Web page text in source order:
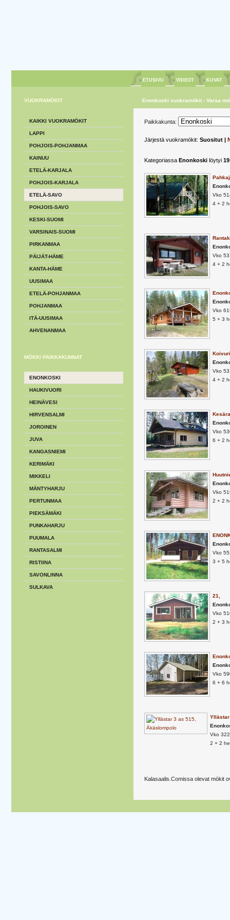
ETUSIVU VIDEOT KUVAT
VUOKRAMÖKIT
KAIKKI VUOKRAMÖKIT
LAPPI
POHJOIS-POHJANMAA
KAINUU
ETELÄ-KARJALA
POHJOIS-KARJALA
ETELÄ-SAVO
POHJOIS-SAVO
KESKI-SUOMI
VARSINAIS-SUOMI
PIRKANMAA
PÄIJÄT-HÄME
KANTA-HÄME
UUSIMAA
ETELÄ-POHJANMAA
POHJANMAA
ITÄ-UUSIMAA
AHVENANMAA
MÖKKI PAIKKAKUNNAT
ENONKOSKI
HAUKIVUORI
HEINÄVESI
HIRVENSALMI
JOROINEN
JUVA
KANGASNIEMI
KERIMÄKI
MIKKELI
MÄNTYHARJU
PERTUNMAA
PIEKSÄMÄKI
PUNKAHARJU
PUUMALA
RANTASALMI
RISTIINA
SAVONLINNA
SULKAVA
Enonkoski vuokramökit - Varaa
Paikkakunta:
Järjestä vuokramökit: Suositut |
Kategoriassa Enonkoski löytyi 19
Vko
4 + 2
Vko
4 + 2
Vko
5 + 3
Vko
4 + 2
Vko
6 + 2
Vko
2 + 2
Vko
3 + 5
21,
Vko
2 + 3
Vko
6 + 6
Vko
2 + 2
Kalasaalis.Comissa olevat mökit